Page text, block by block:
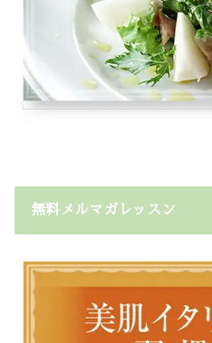
無料メルマガレッスン